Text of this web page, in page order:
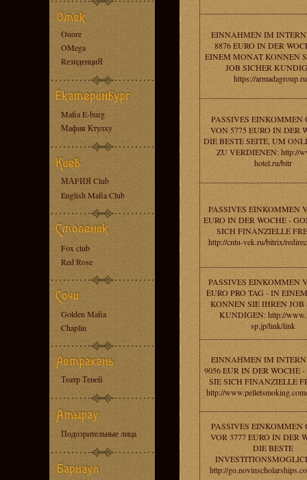
Onore
OMega
RезиденциЯ
Mafia E-burg
Мафия Ктулху
МАFИЯ Club
English Mafia Club
Fox club
Red Rose
Golden Mafia
Chaplin
Театр Теней
Подозрительные лица
EINNAHMEN IM
8876 EURO IN DER
EINEM MONAT KONNEN
JOB SICHER
https://
PASSIVES EINKOMMEN
VON 5775 EURO IN DER
DIE BESTE SEITE, UM
ZU VERDIENEN: http://
hotel.ru/bitr
PASSIVES EINKOMMEN
EURO IN DER WOCHE -
SICH FINANZIELLE
http://cntu-vek.ru/bitrix/
PASSIVES EINKOMMEN
EURO PRO TAG - IN
KONNEN SIE IHREN JOB
KUNDIGEN: http://
sp.jp/link/link
EINNAHMEN IM
9056 EUR IN DER WOCHE
SIE SICH FINANZIELLE
http://
PASSIVES EINKOMMEN
VOR 3777 EURO IN DER
DIE BESTE
http://